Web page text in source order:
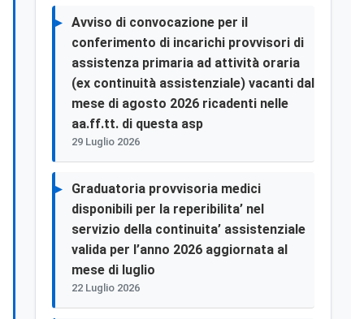
Avviso di convocazione per il
conferimento di incarichi provvisori di
assistenza primaria ad attività oraria
(ex continuità assistenziale) vacanti dal
mese di agosto 2026 ricadenti nelle
aa.ff.tt. di questa asp
29 Luglio 2026
Graduatoria provvisoria medici
disponibili per la reperibilita’ nel
servizio della continuita’ assistenziale
valida per l’anno 2026 aggiornata al
mese di luglio
22 Luglio 2026